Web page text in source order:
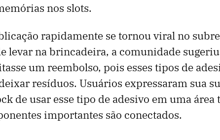
nos slots.
rapidamente se tornou viral no
levar na brincadeira, a comunidade
um reembolso, pois esses tipos de
resíduos. Usuários expressaram sua
de usar esse tipo de adesivo em uma
importantes são conectados.